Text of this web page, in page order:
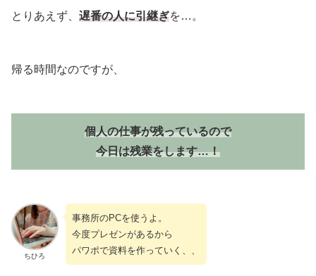
とりあえず、 遅番の人に引継ぎを…。
帰る時間なのですが、
個人の仕事が残っているので
今日は残業をします…！
ちひろ
事務所のPCを使うよ。
今度プレゼンがあるから
パワポで資料を作っていく、、